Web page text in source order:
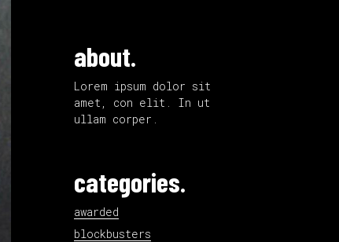
about.
Lorem ipsum dolor sit
amet, con elit. In ut
ullam corper.
categories.
awarded
blockbusters